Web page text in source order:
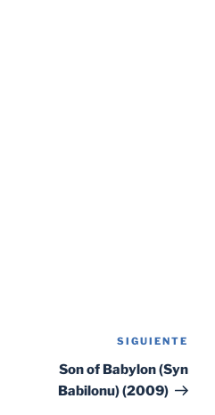
SIGUIENTE
Son of Babylon (Syn
Babilonu) (2009)